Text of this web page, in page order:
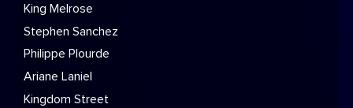
King Melrose
Stephen Sanchez
Philippe Plourde
Ariane Laniel
Kingdom Street